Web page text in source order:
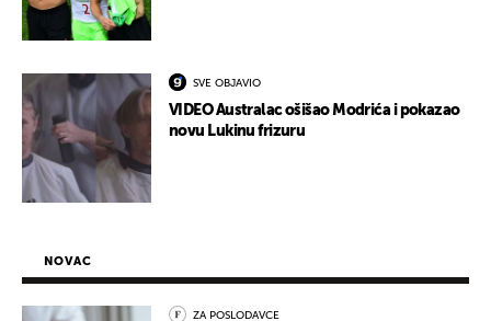
SVE OBJAVIO
VIDEO Australac ošišao Modrića i pokazao
novu Lukinu frizuru
NOVAC
ZA POSLODAVCE